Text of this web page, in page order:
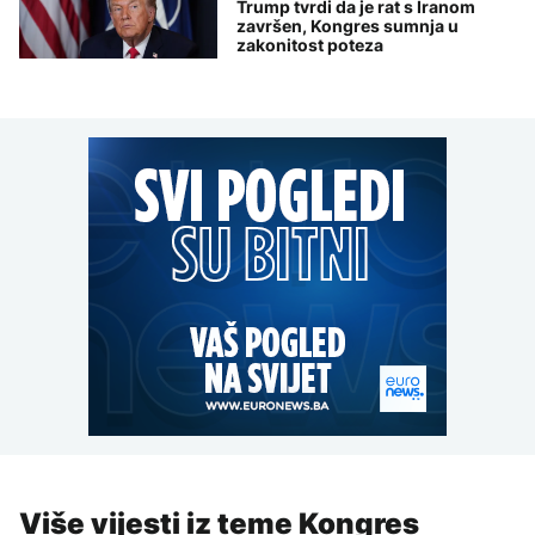
Trump tvrdi da je rat s Iranom
završen, Kongres sumnja u
zakonitost poteza
Više vijesti iz teme Kongres